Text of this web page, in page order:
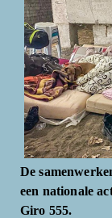
De
een nationale
Giro 555.